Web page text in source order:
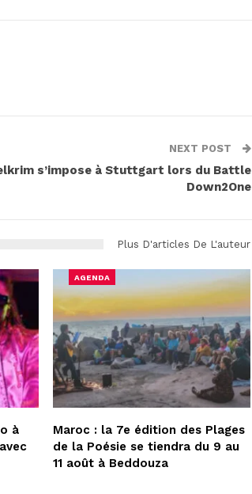
NEXT POST
s’impose à Stuttgart lors du Battle
Down2One
Plus D'articles De L'auteur
à
AGENDA
Maroc : la 7e édition des Plages
de la Poésie se tiendra du 9 au
11 août à Beddouza